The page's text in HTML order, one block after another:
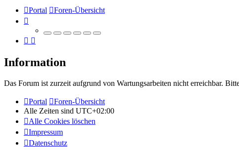
Portal Foren-Übersicht
Information
Das Forum ist zurzeit aufgrund von Wartungsarbeiten nicht erreichbar.
Portal
Foren-Übersicht
Alle Zeiten sind UTC+02:00
Alle Cookies löschen
Impressum
Datenschutz